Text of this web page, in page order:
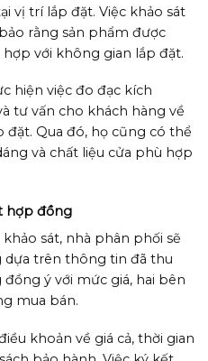
vị trí lắp đặt. Việc khảo sát
rằng sản phẩm được
với không gian lắp đặt.
hiện việc đo đạc kích
tư vấn cho khách hàng về
đặt. Qua đó, họ cũng có thể
và chất liệu cửa phù hợp
hợp đồng
sát, nhà phân phối sẽ
dựa trên thông tin đã thu
ý với mức giá, hai bên
mua bán.
khoản về giá cả, thời gian